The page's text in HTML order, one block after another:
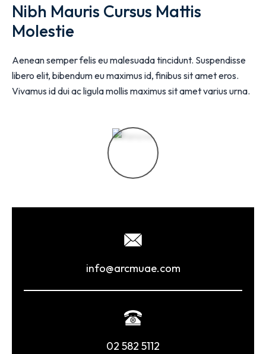
Nibh Mauris Cursus Mattis
Molestie
Aenean semper felis eu malesuada tincidunt. Suspendisse
libero elit, bibendum eu maximus id, finibus sit amet eros.
Vivamus id dui ac ligula mollis maximus sit amet varius urna.
info@arcmuae.com
02 582 5112